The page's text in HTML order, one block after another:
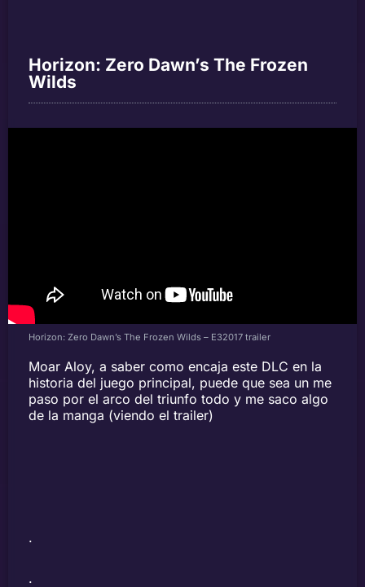
Horizon: Zero Dawn’s The Frozen
Wilds
Horizon: Zero Dawn’s The Frozen Wilds – E32017 trailer
Moar Aloy, a saber como encaja este DLC en la
historia del juego principal, puede que sea un me
paso por el arco del triunfo todo y me saco algo
de la manga (viendo el trailer)
.
.